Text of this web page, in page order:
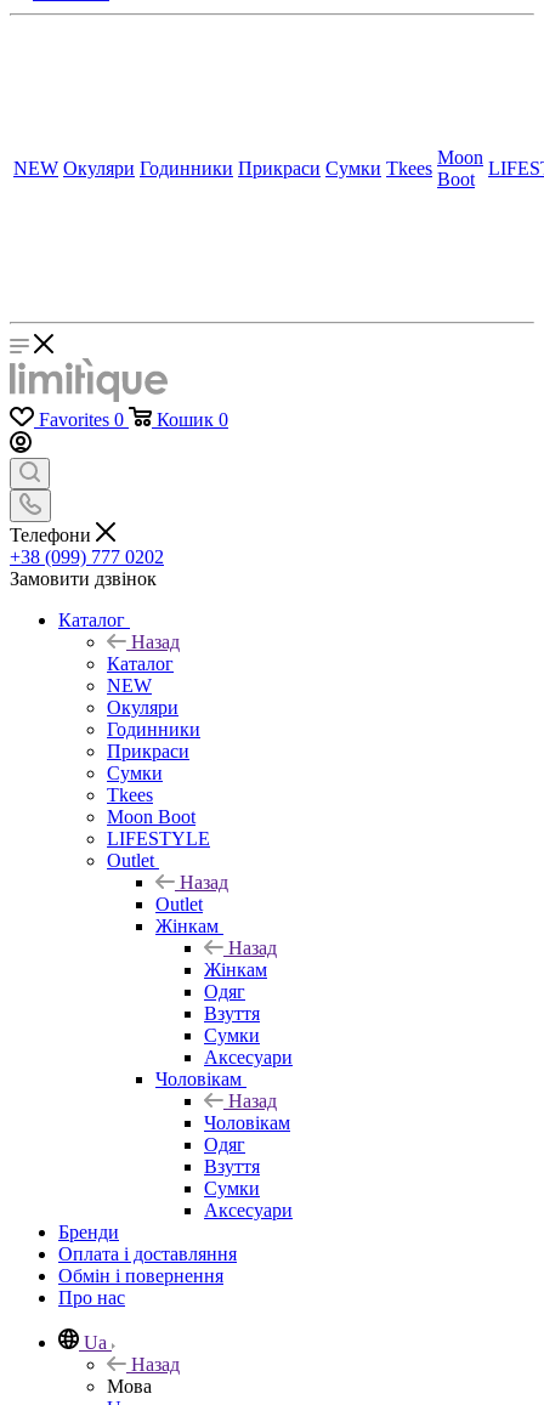
NEW Окуляри Годинники Прикраси Сумки Tkees
Moon
Boot
Favorites 0 Кошик 0
Телефони
+38 (099) 777 0202
Замовити дзвінок
Каталог
Назад
Каталог
NEW
Окуляри
Годинники
Прикраси
Сумки
Tkees
Moon Boot
LIFESTYLE
Outlet
Назад
Outlet
Жінкам
Назад
Жінкам
Одяг
Взуття
Сумки
Аксесуари
Чоловікам
Назад
Чоловікам
Одяг
Взуття
Сумки
Аксесуари
Бренди
Оплата і доставляння
Обмін і повернення
Про нас
Ua
Назад
Мова